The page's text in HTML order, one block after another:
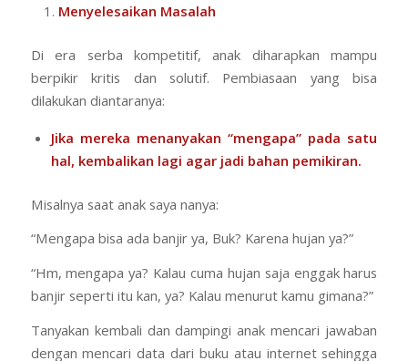
Menyelesaikan Masalah
Di era serba kompetitif, anak diharapkan mampu
berpikir kritis dan solutif. Pembiasaan yang bisa
dilakukan diantaranya:
Jika mereka menanyakan “mengapa” pada satu
hal, kembalikan lagi agar jadi bahan pemikiran.
Misalnya saat anak saya nanya:
“Mengapa bisa ada banjir ya, Buk? Karena hujan ya?”
“Hm, mengapa ya? Kalau cuma hujan saja enggak harus
banjir seperti itu kan, ya? Kalau menurut kamu gimana?”
Tanyakan kembali dan dampingi anak mencari jawaban
dengan mencari data dari buku atau internet sehingga